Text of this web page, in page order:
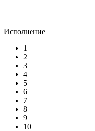
Исполнение
1
2
3
4
5
6
7
8
9
10